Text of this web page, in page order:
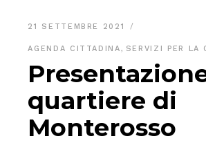
21 SETTEMBRE 2021
AGENDA CITTADINA, SERVIZI PER LA
quartiere di
Monterosso